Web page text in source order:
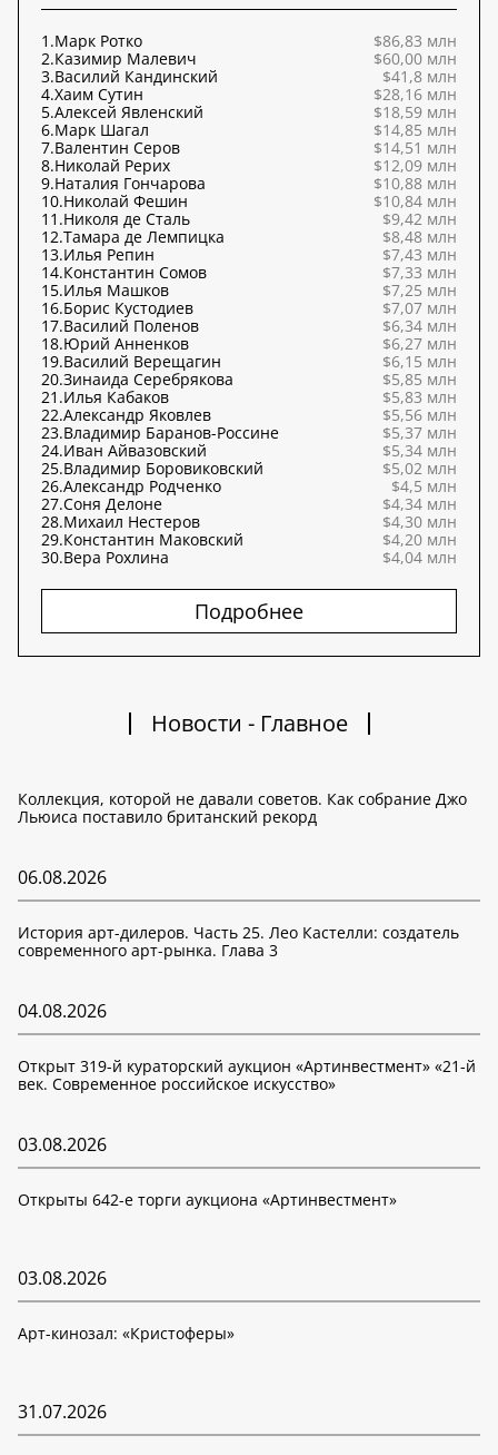
1.Марк Ротко
$86,83 млн
2.Казимир Малевич
$60,00 млн
3.Василий Кандинский
$41,8 млн
4.Хаим Сутин
$28,16 млн
5.Алексей Явленский
$18,59 млн
6.Марк Шагал
$14,85 млн
7.Валентин Серов
$14,51 млн
8.Николай Рерих
$12,09 млн
9.Наталия Гончарова
$10,88 млн
10.Николай Фешин
$10,84 млн
11.Николя де Сталь
$9,42 млн
12.Тамара де Лемпицка
$8,48 млн
13.Илья Репин
$7,43 млн
14.Константин Сомов
$7,33 млн
15.Илья Машков
$7,25 млн
16.Борис Кустодиев
$7,07 млн
17.Василий Поленов
$6,34 млн
18.Юрий Анненков
$6,27 млн
19.Василий Верещагин
$6,15 млн
20.Зинаида Серебрякова
$5,85 млн
21.Илья Кабаков
$5,83 млн
22.Александр Яковлев
$5,56 млн
23.Владимир Баранов-Россине
$5,37 млн
24.Иван Айвазовский
$5,34 млн
25.Владимир Боровиковский
$5,02 млн
26.Александр Родченко
$4,5 млн
27.Соня Делоне
$4,34 млн
28.Михаил Нестеров
$4,30 млн
29.Константин Маковский
$4,20 млн
30.Вера Рохлина $4,04 млн
Подробнее
Новости - Главное
Коллекция, которой не давали советов. Как собрание Джо
Льюиса поставило британский рекорд
06.08.2026
История арт-дилеров. Часть 25. Лео Кастелли: создатель
современного арт-рынка. Глава 3
04.08.2026
Открыт 319-й кураторский аукцион «Артинвестмент» «21-й
век. Современное российское искусство»
03.08.2026
Открыты 642-е торги аукциона «Артинвестмент»
03.08.2026
Арт-кинозал: «Кристоферы»
31.07.2026